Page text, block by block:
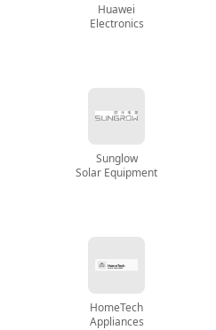
Huawei
Electronics
Sunglow
Solar Equipment
HomeTech
Appliances